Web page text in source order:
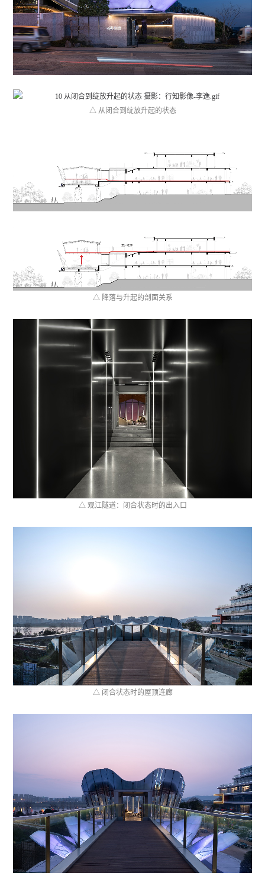
△ 从闭合到绽放升起的状态
△ 降落与升起的剖面关系
△ 观江隧道：闭合状态时的出入口
△ 闭合状态时的屋顶连廊